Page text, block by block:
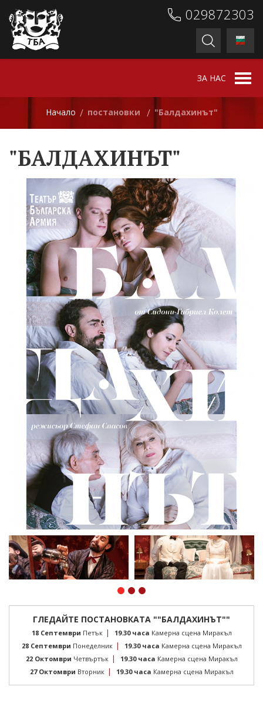
029872303
ЗА НАС
Начало / постановки / "Бaлдахинът"
"БAЛДАХИНЪТ"
ГЛЕДАЙТЕ ПОСТАНОВКАТА ""БAЛДАХИНЪТ""
18 Септември Петък | 19.30 часа Камерна сцена Миракъл
28 Септември Понеделник | 19.30 часа Камерна сцена Миракъл
22 Октомври Четвъртък | 19.30 часа Камерна сцена Миракъл
27 Октомври Вторник | 19.30 часа Камерна сцена Миракъл